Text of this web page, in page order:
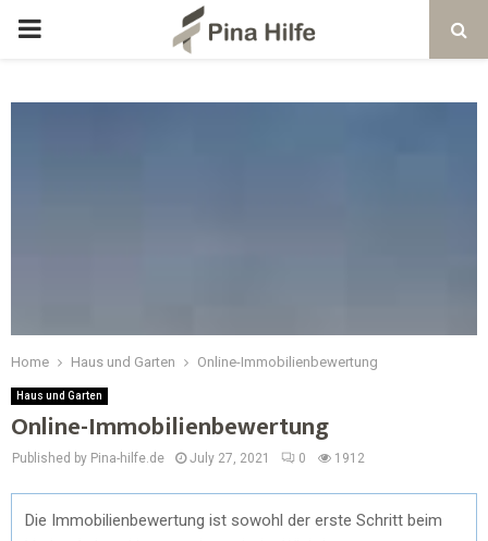
Home Haus und Garten Online-Immobilienbewertung
Haus und Garten
Online-Immobilienbewertung
Published by Pina-hilfe.de July 27, 2021 0 1912
Die Immobilienbewertung ist sowohl der erste Schritt beim